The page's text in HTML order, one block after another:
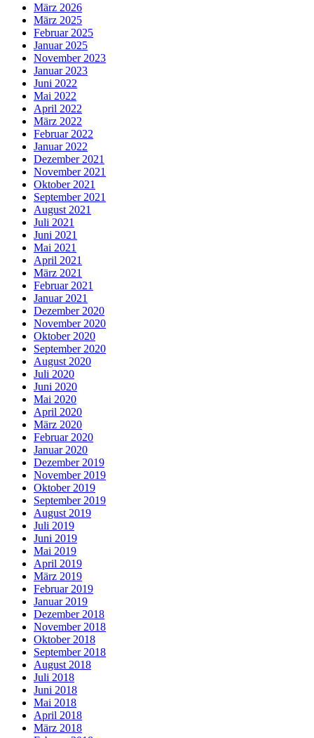
März 2026
März 2025
Februar 2025
Januar 2025
November 2023
Januar 2023
Juni 2022
Mai 2022
April 2022
März 2022
Februar 2022
Januar 2022
Dezember 2021
November 2021
Oktober 2021
September 2021
August 2021
Juli 2021
Juni 2021
Mai 2021
April 2021
März 2021
Februar 2021
Januar 2021
Dezember 2020
November 2020
Oktober 2020
September 2020
August 2020
Juli 2020
Juni 2020
Mai 2020
April 2020
März 2020
Februar 2020
Januar 2020
Dezember 2019
November 2019
Oktober 2019
September 2019
August 2019
Juli 2019
Juni 2019
Mai 2019
April 2019
März 2019
Februar 2019
Januar 2019
Dezember 2018
November 2018
Oktober 2018
September 2018
August 2018
Juli 2018
Juni 2018
Mai 2018
April 2018
März 2018